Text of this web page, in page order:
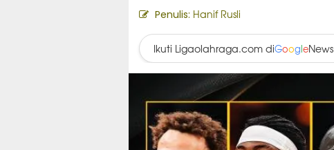
Penulis: Hanif Rusli
Ikuti Ligaolahraga.com diGoogleNews